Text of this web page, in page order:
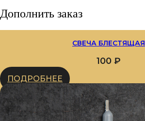
Дополнить заказ
СВЕЧА БЛЕСТЯЩАЯ
100 ₽
ПОДРОБНЕЕ